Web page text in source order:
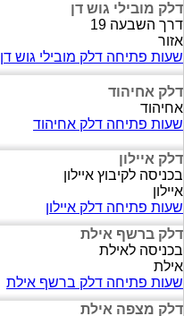
דלק מובילי גוש דן
דרך השבעה 19
אזור
שעות פתיחה דלק מובילי גוש דן
דלק אחיהוד
אחיהוד
שעות פתיחה דלק אחיהוד
דלק איילון
בכניסה לקיבוץ איילון
איילון
שעות פתיחה דלק איילון
דלק ברשף אילת
בכניסה לאילת
אילת
שעות פתיחה דלק ברשף אילת
דלק מצפה אילת